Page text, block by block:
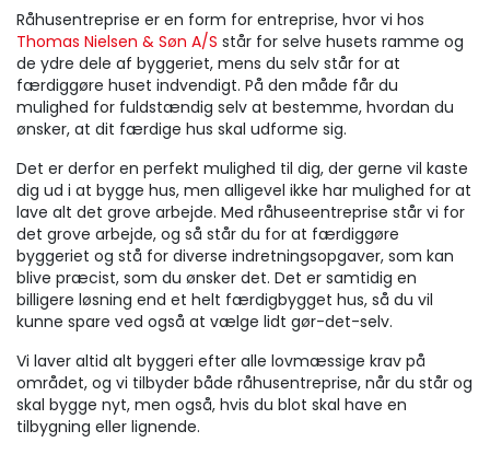
Råhusentreprise er en form for entreprise, hvor vi hos
Thomas Nielsen & Søn A/S står for selve husets ramme og
de ydre dele af byggeriet, mens du selv står for at
færdiggøre huset indvendigt. På den måde får du
mulighed for fuldstændig selv at bestemme, hvordan du
ønsker, at dit færdige hus skal udforme sig.
Det er derfor en perfekt mulighed til dig, der gerne vil kaste
dig ud i at bygge hus, men alligevel ikke har mulighed for at
lave alt det grove arbejde. Med råhuseentreprise står vi for
det grove arbejde, og så står du for at færdiggøre
byggeriet og stå for diverse indretningsopgaver, som kan
blive præcist, som du ønsker det. Det er samtidig en
billigere løsning end et helt færdigbygget hus, så du vil
kunne spare ved også at vælge lidt gør-det-selv.
Vi laver altid alt byggeri efter alle lovmæssige krav på
området, og vi tilbyder både råhusentreprise, når du står og
skal bygge nyt, men også, hvis du blot skal have en
tilbygning eller lignende.